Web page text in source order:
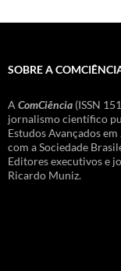
SOBRE A
A ComCiência (ISSN
jornalismo científico
Estudos Avançados
com a Sociedade
Editores executivos e
Ricardo Muniz.